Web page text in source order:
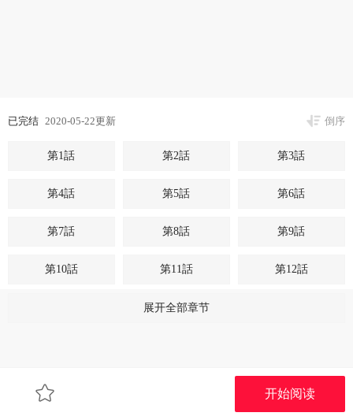
已完结 2020-05-22更新 倒序
第1話 第2話 第3話
第4話 第5話 第6話
第7話 第8話 第9話
第10話 第11話 第12話
第14話
第19話
开始阅读
展开全部章节